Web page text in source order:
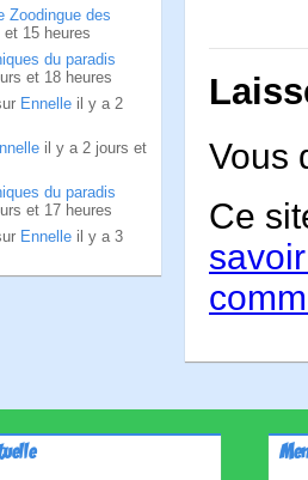
Zoodingue des
15 heures
du paradis
et 18 heures
Ennelle il y a 2
il y a 2 jours et
du paradis
et 17 heures
Ennelle il y a 3
Vous
Ce